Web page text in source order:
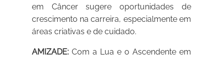
em Câncer sugere oportunidades de
crescimento na carreira, especialmente em
áreas criativas e de cuidado.
AMIZADE: Com a Lua e o Ascendente em